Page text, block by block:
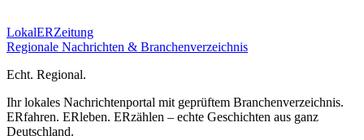
LokalERZeitung
Regionale Nachrichten & Branchenverzeichnis
Echt. Regional.
Ihr lokales Nachrichtenportal mit geprüftem Branchenverzeichnis.
ERfahren. ERleben. ERzählen – echte Geschichten aus ganz
Deutschland.